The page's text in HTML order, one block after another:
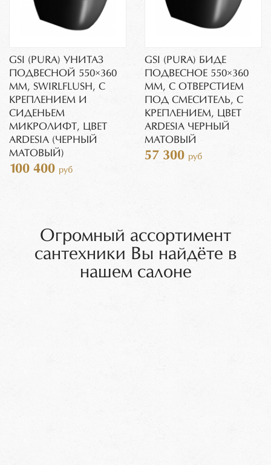
GSI (PURA) УНИТАЗ
ПОДВЕСНОЙ 550×360
ММ, SWIRLFLUSH, С
КРЕПЛЕНИЕМ И
СИДЕНЬЕМ
МИКРОЛИФТ, ЦВЕТ
ARDESIA (ЧЕРНЫЙ
МАТОВЫЙ)
100 400 руб
GSI (PURA) БИДЕ
ПОДВЕСНОЕ 550×360
ММ, C ОТВЕРСТИЕМ
ПОД СМЕСИТЕЛЬ, С
КРЕПЛЕНИЕМ, ЦВЕТ
ARDESIA ЧЕРНЫЙ
МАТОВЫЙ
57 300 руб
Огромный ассортимент
сантехники Вы найдёте в
нашем салоне